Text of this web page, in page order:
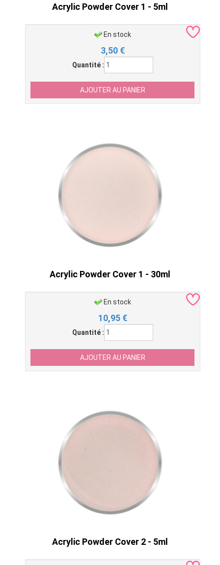
Acrylic Powder Cover 1 - 5ml
En stock
3,50 €
Quantité :
Acrylic Powder Cover 1 - 30ml
En stock
10,95 €
Quantité :
Acrylic Powder Cover 2 - 5ml